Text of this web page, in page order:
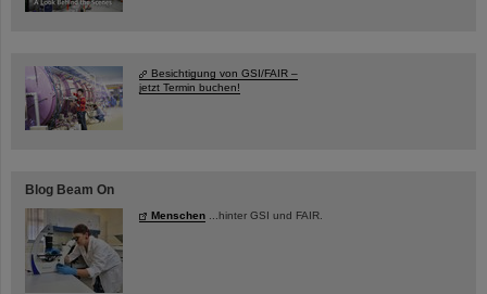
Besichtigung von GSI/FAIR –
jetzt Termin buchen!
Blog Beam On
Menschen ...hinter GSI und FAIR.